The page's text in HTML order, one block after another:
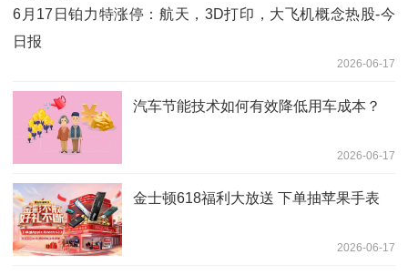
6月17日铂力特涨停：航天，3D打印，大飞机概念热股-今
日报
2026-06-17
汽车节能技术如何有效降低用车成本？
2026-06-17
金士顿618福利大放送 下单抽苹果手表
2026-06-17